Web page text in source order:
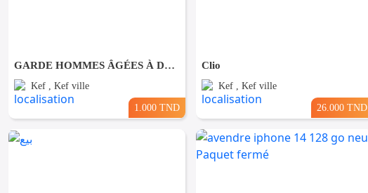
GARDE HOMMES ÂGÉES À DOMICILE AU KEF
Kef , Kef ville
1.000 TND
Clio
Kef , Kef ville
26.000 TND